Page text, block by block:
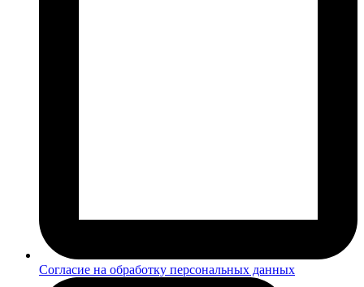
Согласие на обработку персональных данных